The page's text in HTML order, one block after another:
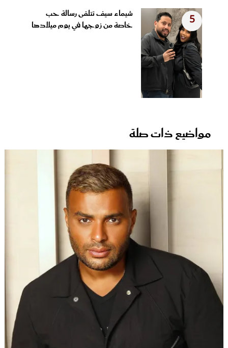
5
شيماء سيف تتلقى رسالة حب
خاصة من زوجها في يوم ميلادها
مواضيع ذات صلة